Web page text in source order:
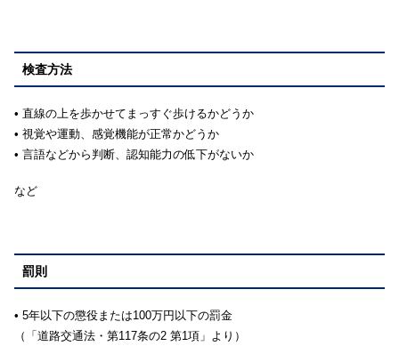
検査方法
• 直線の上を歩かせてまっすぐ歩けるかどうか
• 視覚や運動、感覚機能が正常かどうか
• 言語などから判断、認知能力の低下がないか
など
罰則
• 5年以下の懲役または100万円以下の罰金
（「道路交通法・第117条の2 第1項」より）